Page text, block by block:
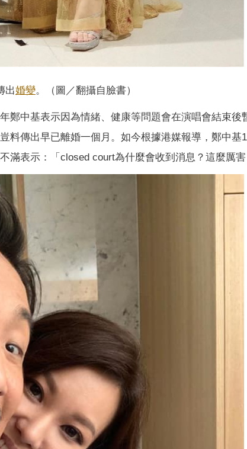
出婚變。（圖／翻攝自臉書）
鄭中基表示因為情緒、健康等問題會在演唱會結束後
料傳出早已離婚一個月。如今根據港媒報導，鄭中基
滿表示：「closed court為什麼會收到消息？這麼厲